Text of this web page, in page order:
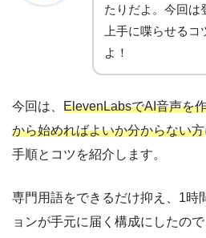
たりだよ。今回は
上手に喋らせる
よ！
今回は、 ElevenLabsでAI音声を
から始めればよいか分からない方
手順とコツを紹介します。
専門用語をできるだけ抑え、1時
ョンが手元に届く構成にしたの